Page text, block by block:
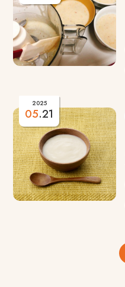
2025
05.21